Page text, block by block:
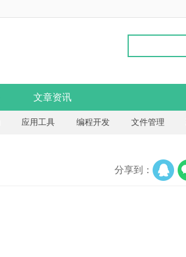
文章资讯
应用工具 编程开发 文件管理
分享到：